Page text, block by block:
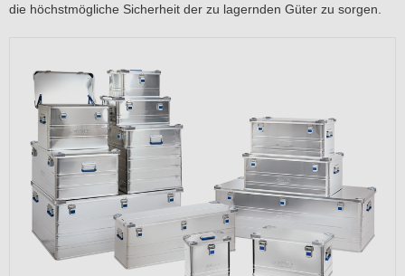
die höchstmögliche Sicherheit der zu lagernden Güter zu sorgen.